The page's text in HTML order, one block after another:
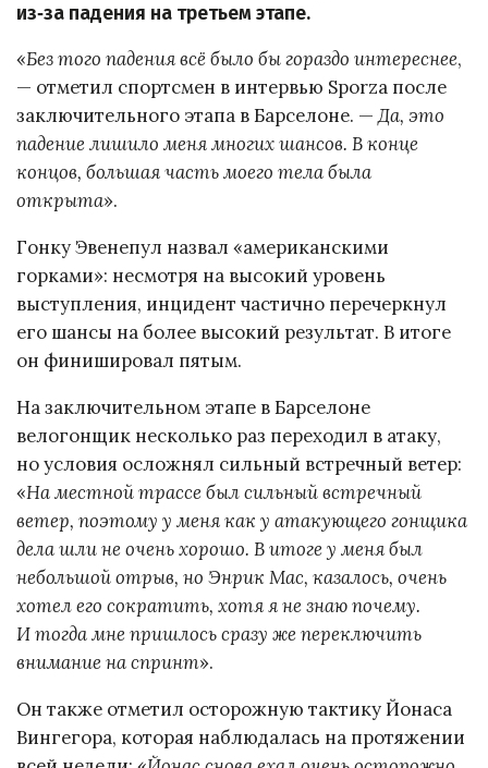
из‑за падения на третьем этапе.
«Без того падения всё было бы гораздо интереснее,
— отметил спортсмен в интервью Sporza после
заключительного этапа в Барселоне. —Да, это
падение лишило меня многих шансов. В конце
концов, большая часть моего тела была
открыта».
Гонку Эвенепул назвал «американскими
горками»: несмотря на высокий уровень
выступления, инцидент частично перечеркнул
его шансы на более высокий результат. В итоге
он финишировал пятым.
На заключительном этапе в Барселоне
велогонщик несколько раз переходил в атаку,
но условия осложнял сильный встречный ветер:
«На местной трассе был сильный встречный
ветер, поэтому у меня как у атакующего гонщика
дела шли не очень хорошо. В итоге у меня был
небольшой отрыв, но Энрик Мас, казалось, очень
хотел его сократить, хотя я не знаю почему.
И тогда мне пришлось сразу же переключить
внимание на спринт».
Он также отметил осторожную тактику Йонаса
Вингегора, которая наблюдалась на протяжении